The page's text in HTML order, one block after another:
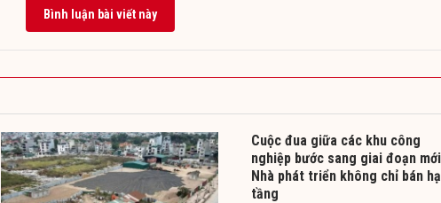
Bình luận bài viết này
Cuộc đua giữa các khu công
nghiệp bước sang giai đoạn
Nhà phát triển không chỉ bán hạ
tầng